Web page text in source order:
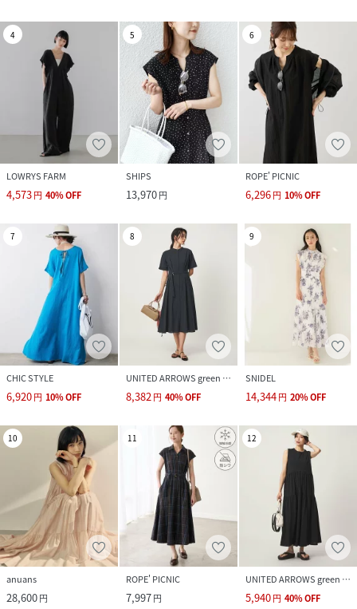
4
LOWRYS FARM
4,573円 40%OFF
5
SHIPS
13,970円
6
ROPE' PICNIC
6,296円 10%OFF
7
CHIC STYLE
6,920円 10%OFF
8
UNITED ARROWS green label relaxing
8,382 円 40%OFF
9
SNIDEL
14,344円 20%OFF
10
anuans
28,600円
11
ROPE' PICNIC
7,997円
12
UNITED ARROWS green label relaxing
5,940円 40%OFF